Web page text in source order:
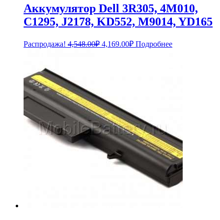
Аккумулятор Dell 3R305, 4M010,
C1295, J2178, KD552, M9014, YD165
Распродажа! 4,548.00₽ Первоначальная
4,169.00₽Текущая
цена:
Подробнее